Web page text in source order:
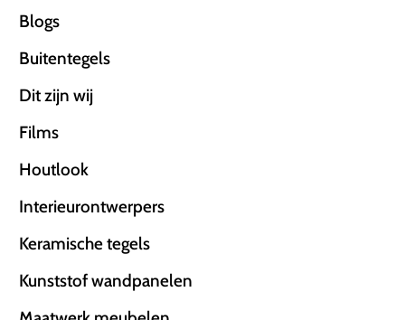
Blogs
Buitentegels
Dit zijn wij
Films
Houtlook
Interieurontwerpers
Keramische tegels
Kunststof wandpanelen